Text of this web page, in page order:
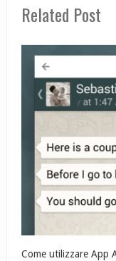
Related Post
Come utilizzare App